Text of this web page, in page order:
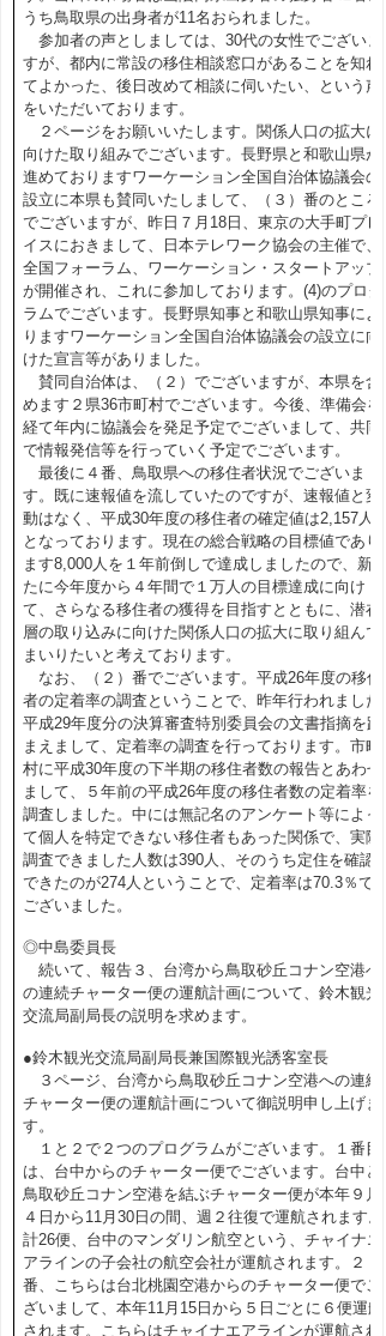
うち鳥取県の出身者が11名おられました。
参加者の声としましては、30代の女性でございま
すが、都内に常設の移住相談窓口があることを知れ
てよかった、後日改めて相談に伺いたい、という声
をいただいております。
２ページをお願いいたします。関係人口の拡大に
向けた取り組みでございます。長野県と和歌山県が
進めておりますワーケーション全国自治体協議会の
設立に本県も賛同いたしまして、（３）番のところ
でございますが、昨日７月18日、東京の大手町プレ
イスにおきまして、日本テレワーク協会の主催で、
全国フォーラム、ワーケーション・スタートアップ
が開催され、これに参加しております。(4)のプログ
ラムでございます。長野県知事と和歌山県知事によ
りますワーケーション全国自治体協議会の設立に向
けた宣言等がありました。
賛同自治体は、（２）でございますが、本県を含
めます２県36市町村でございます。今後、準備会を
経て年内に協議会を発足予定でございまして、共同
で情報発信等を行っていく予定でございます。
最後に４番、鳥取県への移住者状況でございま
す。既に速報値を流していたのですが、速報値と変
動はなく、平成30年度の移住者の確定値は2,157人
となっております。現在の総合戦略の目標値であり
ます8,000人を１年前倒しで達成しましたので、新
たに今年度から４年間で１万人の目標達成に向け
て、さらなる移住者の獲得を目指すとともに、潜在
層の取り込みに向けた関係人口の拡大に取り組んで
まいりたいと考えております。
なお、（２）番でございます。平成26年度の移住
者の定着率の調査ということで、昨年行われました
平成29年度分の決算審査特別委員会の文書指摘を踏
まえまして、定着率の調査を行っております。市町
村に平成30年度の下半期の移住者数の報告とあわせ
まして、５年前の平成26年度の移住者数の定着率を
調査しました。中には無記名のアンケート等によっ
て個人を特定できない移住者もあった関係で、実際
調査できました人数は390人、そのうち定住を確認
できたのが274人ということで、定着率は70.3％で
ございました。
◎中島委員長
続いて、報告３、台湾から鳥取砂丘コナン空港へ
の連続チャーター便の運航計画について、鈴木観光
交流局副局長の説明を求めます。
●鈴木観光交流局副局長兼国際観光誘客室長
３ページ、台湾から鳥取砂丘コナン空港への連続
チャーター便の運航計画について御説明申し上げま
す。
１と２で２つのプログラムがございます。１番目
は、台中からのチャーター便でございます。台中と
鳥取砂丘コナン空港を結ぶチャーター便が本年９月
４日から11月30日の間、週２往復で運航されます。
計26便、台中のマンダリン航空という、チャイナエ
アラインの子会社の航空会社が運航されます。２
番、こちらは台北桃園空港からのチャーター便でご
ざいまして、本年11月15日から５日ごとに６便運航
されます。こちらはチャイナエアラインが運航され